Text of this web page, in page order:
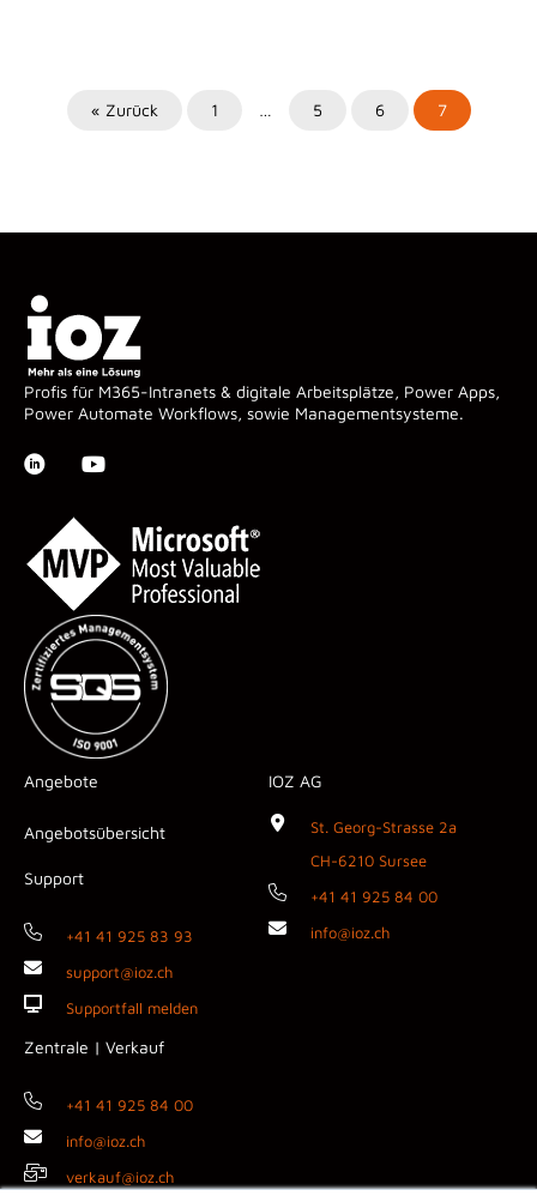
« Zurück 1 … 5 6 7
Profis für M365-Intranets & digitale Arbeitsplätze, Power Apps,
Power Automate Workflows, sowie Managementsysteme.
Angebote
Angebotsübersicht
Support
+41 41 925 83 93
support@ioz.ch
Supportfall melden
Zentrale | Verkauf
+41 41 925 84 00
info@ioz.ch
verkauf@ioz.ch
IOZ AG
St. Georg-Strasse 2a
CH-6210 Sursee
+41 41 925 84 00
info@ioz.ch